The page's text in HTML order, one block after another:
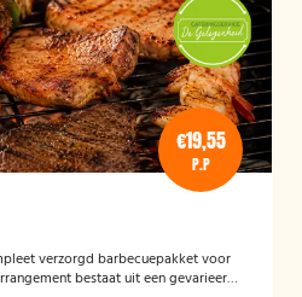
€19,55
P.P
verzorgd barbecuepakket voor
bestaat uit een gevarieerde